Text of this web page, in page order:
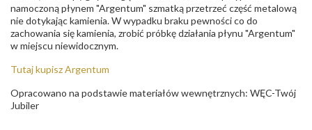
namoczoną płynem "Argentum" szmatką przetrzeć część metalową
nie dotykając kamienia. W wypadku braku pewności co do
zachowania się kamienia, zrobić próbkę działania płynu "Argentum"
w miejscu niewidocznym.
Tutaj kupisz Argentum
Opracowano na podstawie materiałów wewnętrznych: WĘC-Twój
Jubiler